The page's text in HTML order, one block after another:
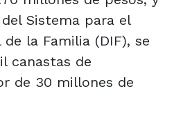
Sistema para el
la Familia (DIF), se
canastas de
de 30 millones de